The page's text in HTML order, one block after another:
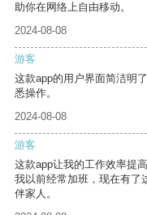
助你在网络上自由移动。
2024-08-08
游客
这款app的用户界面简洁明
悉操作。
2024-08-08
游客
这款app让我的工作效率提
我以前经常加班，现在有了
伴家人。